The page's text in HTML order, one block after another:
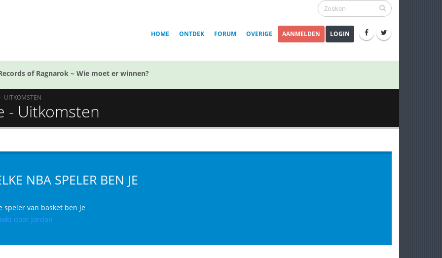
HOME ONTDEK FORUM OVERIGE AANMELDEN LOGIN
of Ragnarok ~ Wie moet er winnen?
UITKOMSTEN
- Uitkomsten
NBA SPELER BEN JE
speler van basket ben je
door jordan